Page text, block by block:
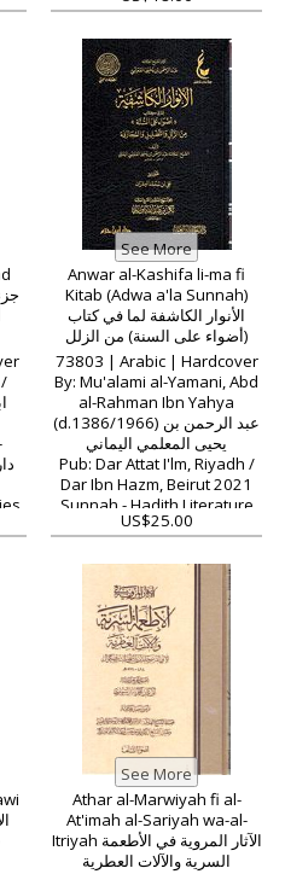
Anwar al-Kashifa li-ma fi
Kitab (Adwa a'la Sunnah)
الأنوار الكاشفة لما في كتاب
(أضواء على السنة) من الزلل
والتضليل والمجازفة
73803 | Arabic | Hardcover
By: Mu'alami al-Yamani, Abd
al-Rahman Ibn Yahya
(d.1386/1966) عبد الرحمن بن
يحيى المعلمي اليماني
Pub: Dar Attat I'lm, Riyadh /
Dar Ibn Hazm, Beirut 2021
Sunnah - Hadith Literature
US$25.00
Athar al-Marwiyah fi al-
At'imah al-Sariyah wa-al-
Itriyah الآثار المروية في الأطعمة
السرية والآلات العطرية